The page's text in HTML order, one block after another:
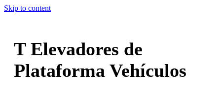
Skip to content
T Elevadores de
Plataforma Vehículos